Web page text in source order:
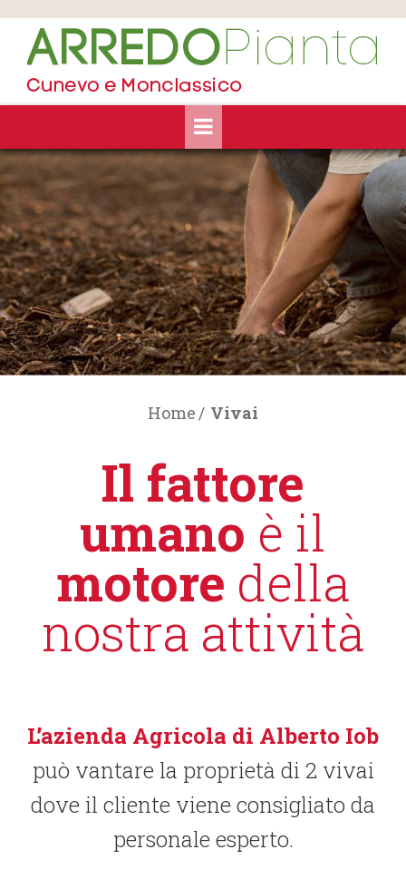
Home Vivai
Il fattore
umano è il
motore della
nostra attività
L’azienda Agricola di Alberto Iob
può vantare la proprietà di 2 vivai
dove il cliente viene consigliato da
personale esperto.